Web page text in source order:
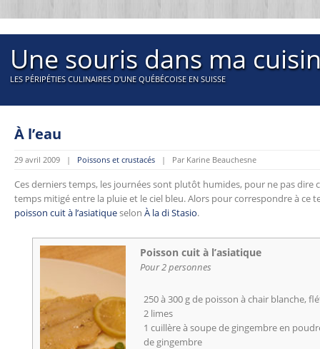
Une souris dans ma
LES PÉRIPÉTIES CULINAIRES D'UNE QUÉBÉCOISE EN SUISSE
À l’eau
29 avril 2009 | Poissons et crustacés | Par Karine Beauchesne
Ces derniers temps, les journées sont plutôt humides, pour ne pas dire
temps mitigé entre la pluie et le ciel bleu. Alors pour correspondre à ce
poisson cuit à l’asiatiqueselon À la di Stasio.
Poisson cuit à l’asiatique
Pour 2 personnes
250 à 300 g de poisson à chair blanche,
2 limes
1 cuillère à soupe de gingembre en
de gingembre